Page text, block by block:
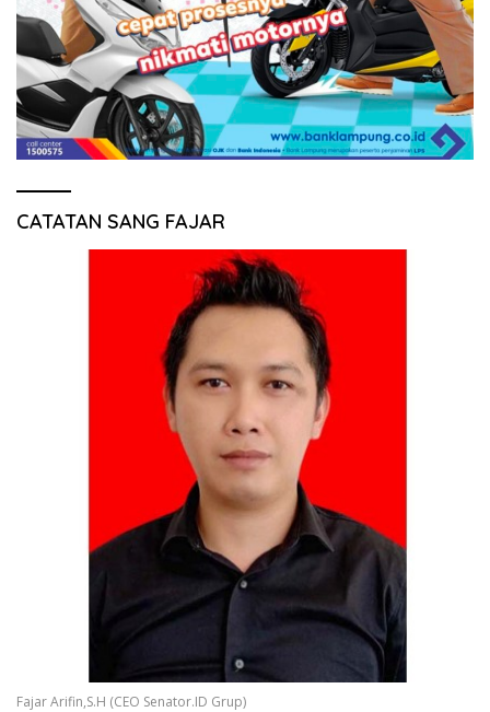
CATATAN SANG FAJAR
Fajar Arifin,S.H (CEO Senator.ID Grup)